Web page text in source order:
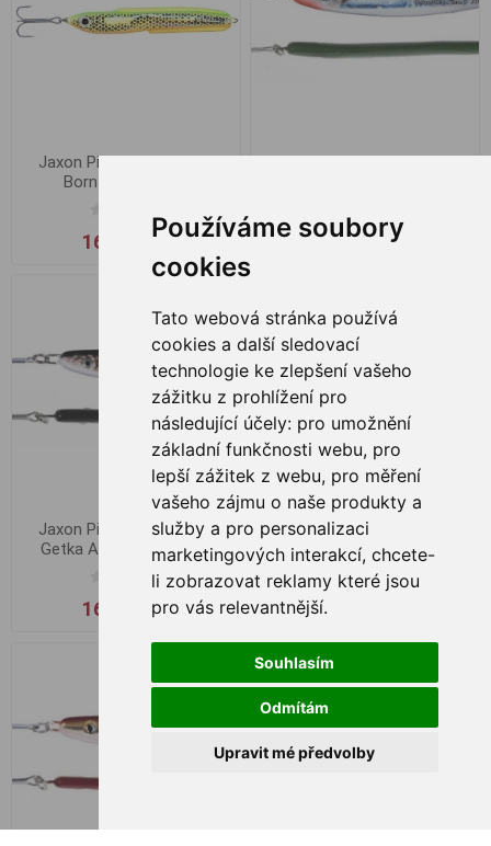
Používáme soubory
cookies
Tato webová stránka používá
cookies a další sledovací
technologie ke zlepšení vašeho
zážitku z prohlížení pro
následující účely: pro umožnění
základní funkčnosti webu, pro
lepší zážitek z webu, pro měření
vašeho zájmu o naše produkty a
služby a pro personalizaci
marketingových interakcí, chcete-
li zobrazovat reklamy které jsou
pro vás relevantnější.
Souhlasím
Odmítám
Upravit mé předvolby
Jaxon Pilker Holo Select
Born - 150 g / ZH
160,00 Kč
Jaxon Pilker Holo Select
160,00 Kč
Jaxon Pilker Holo Select
Getka Arbok - 160 g / B
160,00 Kč
Jaxon Pilker Holo Select
Getka Arbok - 160 g / E
160,00 Kč